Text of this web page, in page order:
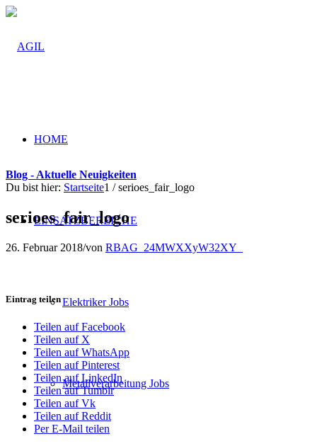
HOME
EINSATZBEREICHE
Elektriker Jobs
Metallverarbeitung Jobs
Blog - Aktuelle Neuigkeiten
Du bist hier: Startseite1 / serioes_fair_logo
serioes_fair_logo
26. Februar 2018/von RBAG_24MWXXyW32XY_
Eintrag teilen
Teilen auf Facebook
Teilen auf X
Teilen auf WhatsApp
Teilen auf Pinterest
Teilen auf LinkedIn
Teilen auf Tumblr
Teilen auf Vk
Teilen auf Reddit
Per E-Mail teilen